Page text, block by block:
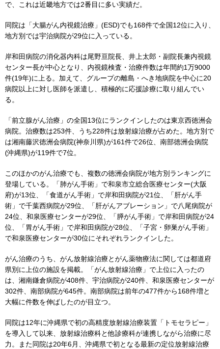
で、これは近畿地方では2番目に多い実績だ。
同院は「大腸がん内視鏡治療」(ESD)でも168件で全国12位に入り、
地方別では宇治病院が29位に入っている。
岸和田病院の消化器内科は尾野亘院長、井上太郎・副院長兼内視鏡
センター長が中心となり、内視鏡検査・治療件数は年間約1万9000
件(19年)に上る。加えて、グループの離島・へき地病院を中心に20
病院以上に対し医師を派遣し、積極的に応援診療に取り組んでい
る。
「前立腺がん治療」の全国13位にランクインしたのは東京西徳洲会
病院。治療数は253件、うち228件は放射線治療が占めた。地方別で
は湘南藤沢徳洲会病院(神奈川県)が161件で26位、南部徳洲会病院
(沖縄県)が119件で7位。
このほかのがん治療でも、複数の徳洲会病院が地方別ランキングに
登場している。「肺がん手術」で和泉市立総合医療センター(大阪
府)が13位、「食道がん手術」で岸和田病院が21位、「肝がん手
術」で千葉西病院が29位、「肝がんアブレーション」で八尾病院が
24位、和泉医療センターが29位、「膵がん手術」で岸和田病院が24
位、「胃がん手術」で岸和田病院が28位、「子宮・卵巣がん手術」
で和泉医療センターが30位にそれぞれランクインした。
がん治療のうち、がん放射線治療とがん薬物療法に関しては都道府
県別に上位の施設を掲載。「がん放射線治療」で上位に入ったの
は、湘南鎌倉病院が408件、宇治病院が240件、和泉医療センターが
302件、南部病院が645件。南部病院は前年の477件から168件増と
大幅に件数を伸ばしたのが目立つ。
同院は12年に沖縄県で初の高精度放射線治療装置「トモセラピー」
を導入して以来、放射線治療科と他診療科が連携しながら治療に尽
力。また同院は20年6月、沖縄県で初となる最新の定位放射線治療